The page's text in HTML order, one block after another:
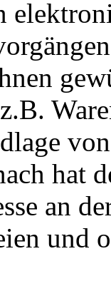
hat
an
und